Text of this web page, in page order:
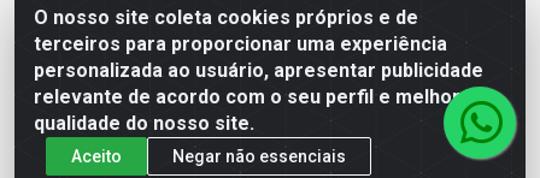
O nosso site coleta cookies próprios e de
terceiros para proporcionar uma experiência
personalizada ao usuário, apresentar publicidade
relevante de acordo com o seu perfil e melhorar a
qualidade do nosso site.
Aceito Negar não essenciais
AC Araujo Distribuidora - Rua Carneiro de Campos, 42 -
São Cristóvão, Rio de Janeiro/RJ - CEP 20.920-410 -
CNPJ 08.744.753/0003-85